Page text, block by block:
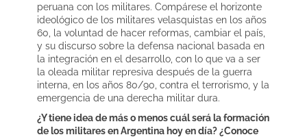
peruana con los militares. Compárese el horizonte
ideológico de los militares velasquistas en los años
60, la voluntad de hacer reformas, cambiar el país,
y su discurso sobre la defensa nacional basada en
la integración en el desarrollo, con lo que va a ser
la oleada militar represiva después de la guerra
interna, en los años 80/90, contra el terrorismo, y la
emergencia de una derecha militar dura.
¿Y tiene idea de más o menos cuál será la formación
de los militares en Argentina hoy en día? ¿Conoce